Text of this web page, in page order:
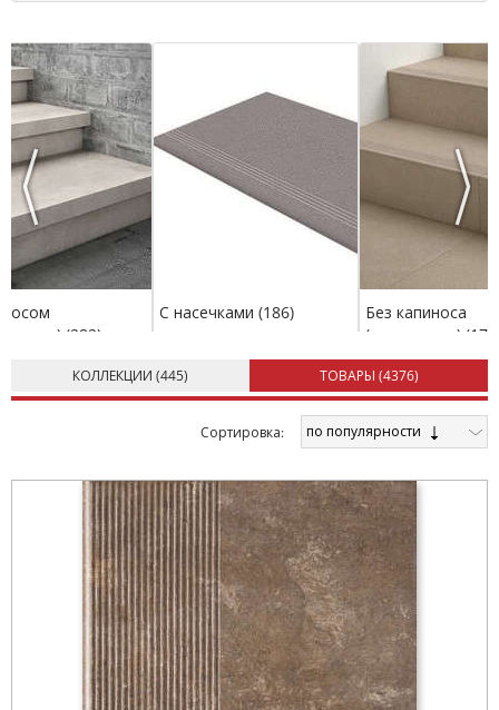
Previous
(282)
С насечками (186)
Без капиноса
(капельникa)
Next
КОЛЛЕКЦИИ (445) ТОВАРЫ (4376)
Cортировка: по популярности